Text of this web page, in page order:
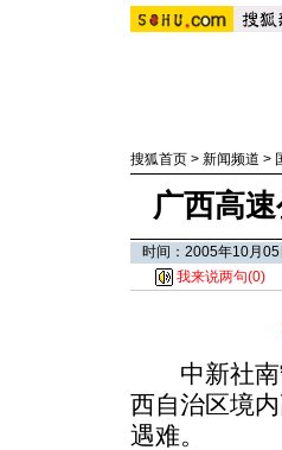
搜狐首页 > 新闻频道 >
广西高
时间：2005年10月
我来说两句(0)
中新社南
西自治区境
遇难。